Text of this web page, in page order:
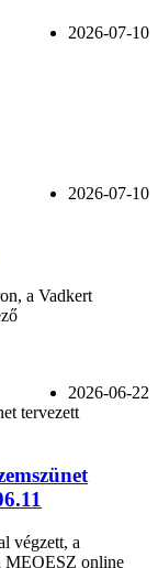
2026-07-10
2026-07-10
a Vadkert
2026-06-22
végzett, a
MEOESZ online